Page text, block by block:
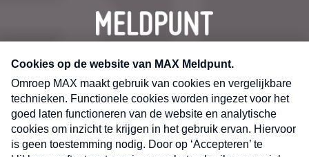
CONTACT
Volg ons op